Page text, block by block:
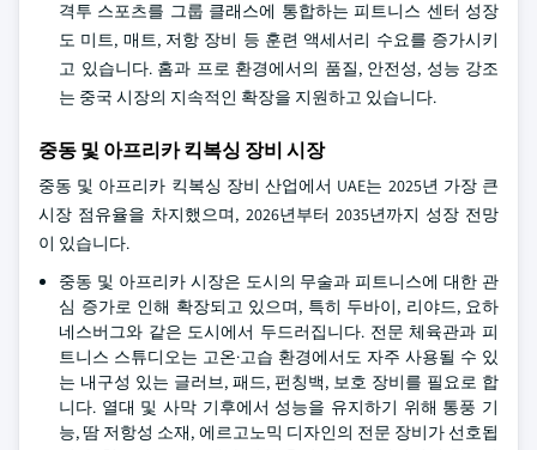
격투 스포츠를 그룹 클래스에 통합하는 피트니스 센터 성장
도 미트, 매트, 저항 장비 등 훈련 액세서리 수요를 증가시키
고 있습니다. 홈과 프로 환경에서의 품질, 안전성, 성능 강조
는 중국 시장의 지속적인 확장을 지원하고 있습니다.
중동 및 아프리카 킥복싱 장비 시장
중동 및 아프리카 킥복싱 장비 산업에서 UAE는 2025년 가장 큰
시장 점유율을 차지했으며, 2026년부터 2035년까지 성장 전망
이 있습니다.
중동 및 아프리카 시장은 도시의 무술과 피트니스에 대한 관
심 증가로 인해 확장되고 있으며, 특히 두바이, 리야드, 요하
네스버그와 같은 도시에서 두드러집니다. 전문 체육관과 피
트니스 스튜디오는 고온·고습 환경에서도 자주 사용될 수 있
는 내구성 있는 글러브, 패드, 펀칭백, 보호 장비를 필요로 합
니다. 열대 및 사막 기후에서 성능을 유지하기 위해 통풍 기
능, 땀 저항성 소재, 에르고노믹 디자인의 전문 장비가 선호됩